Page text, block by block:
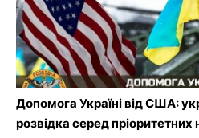
Допомога Україні від США:
розвідка серед